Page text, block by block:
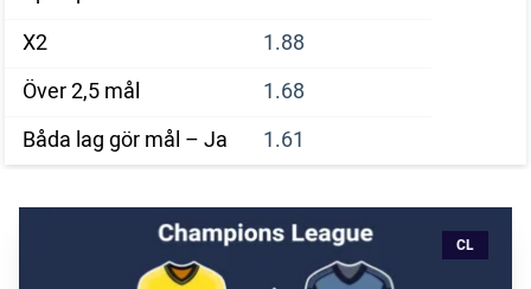
X2
1.88
Över 2,5 mål
1.68
Båda lag gör mål – Ja
1.61
CL